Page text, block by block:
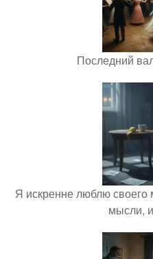
Последний
Я искренне люблю своего
мысли,